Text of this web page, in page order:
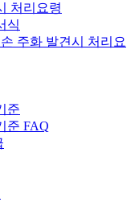
처리요령
식
주화 발견시 처리요
준
준 FAQ